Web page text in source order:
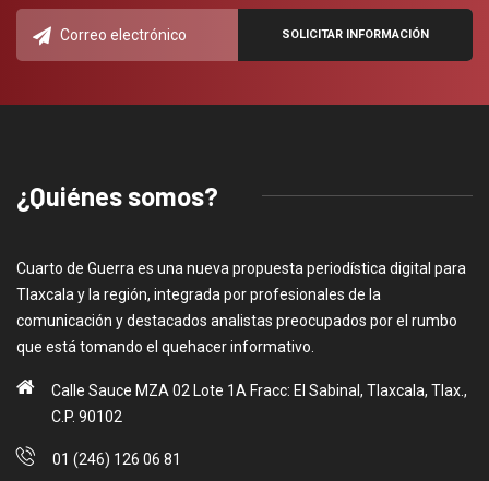
¿Quiénes somos?
Cuarto de Guerra es una nueva propuesta periodística digital para
Tlaxcala y la región, integrada por profesionales de la
comunicación y destacados analistas preocupados por el rumbo
que está tomando el quehacer informativo.
Calle Sauce MZA 02 Lote 1A Fracc: El Sabinal, Tlaxcala, Tlax.,
C.P. 90102
01 (246) 126 06 81